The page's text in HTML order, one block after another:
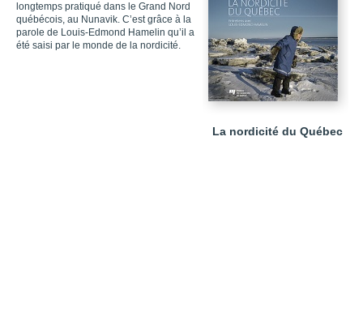
longtemps pratiqué dans le Grand Nord
québécois, au Nunavik. C’est grâce à la
parole de Louis-Edmond Hamelin qu’il a
été saisi par le monde de la nordicité.
La nordicité du Québec